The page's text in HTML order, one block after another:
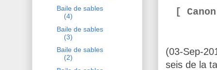
[
(03-Sep-
seis de la
Baile de sables
(4)
Baile de sables
(3)
Baile de sables
(2)